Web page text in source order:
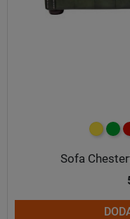
żółty
Sofa